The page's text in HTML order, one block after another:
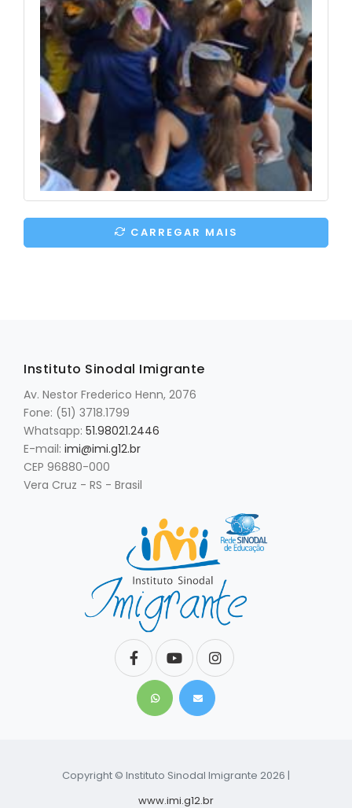
CARREGAR MAIS
Instituto Sinodal Imigrante
Av. Nestor Frederico Henn, 2076
Fone: (51) 3718.1799
Whatsapp: 51.98021.2446
E-mail: imi@imi.g12.br
CEP 96880-000
Vera Cruz - RS - Brasil
Copyright © Instituto Sinodal Imigrante 2026 |
www.imi.g12.br